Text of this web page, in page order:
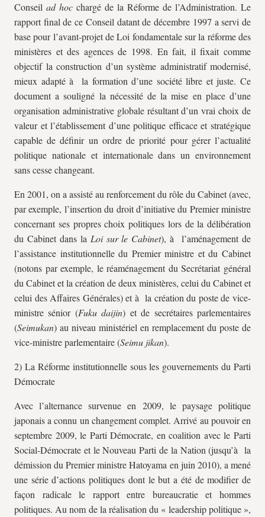
Conseil ad hoc chargé de la Réforme de l’Administration. Le
rapport final de ce Conseil datant de décembre 1997 a servi de
base pour l’avant-projet de Loi fondamentale sur la réforme des
ministères et des agences de 1998. En fait, il fixait comme
objectif la construction d’un système administratif modernisé,
mieux adapté à la formation d’une société libre et juste. Ce
document a souligné la nécessité de la mise en place d’une
organisation administrative globale résultant d’un vrai choix de
valeur et l’établissement d’une politique efficace et stratégique
capable de définir un ordre de priorité pour gérer l’actualité
politique nationale et internationale dans un environnement
sans cesse changeant.
En 2001, on a assisté au renforcement du rôle du Cabinet (avec,
par exemple, l’insertion du droit d’initiative du Premier ministre
concernant ses propres choix politiques lors de la délibération
du Cabinet dans la Loi sur le Cabinet), à l’aménagement de
l’assistance institutionnelle du Premier ministre et du Cabinet
(notons par exemple, le réaménagement du Secrétariat général
du Cabinet et la création de deux ministères, celui du Cabinet et
celui des Affaires Générales) et à la création du poste de vice-
ministre sénior (Fuku daijin) et de secrétaires parlementaires
(Seimukan) au niveau ministériel en remplacement du poste de
vice-ministre parlementaire (Seimu jikan).
2) La Réforme institutionnelle sous les gouvernements du Parti
Démocrate
Avec l’alternance survenue en 2009, le paysage politique
japonais a connu un changement complet. Arrivé au pouvoir en
septembre 2009, le Parti Démocrate, en coalition avec le Parti
Social-Démocrate et le Nouveau Parti de la Nation (jusqu’à la
démission du Premier ministre Hatoyama en juin 2010), a mené
une série d’actions politiques dont le but a été de modifier de
façon radicale le rapport entre bureaucratie et hommes
politiques. Au nom de la réalisation du « leadership politique »,